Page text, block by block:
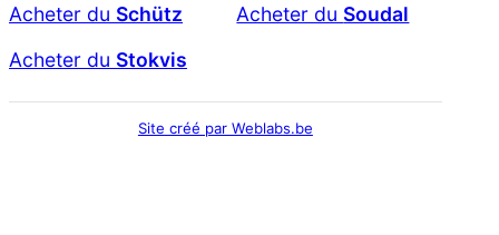
Acheter du Schütz Acheter du Soudal
Acheter du Stokvis
Site créé par Weblabs.be